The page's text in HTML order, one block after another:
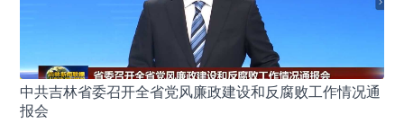
中共吉林省委召开全省党风廉政建设和反腐败工作情况通
报会